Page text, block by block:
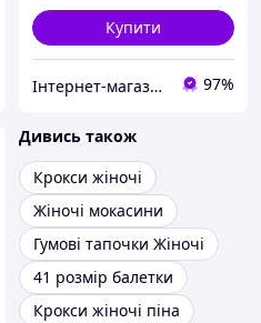
Купити
Інтернет-магазин Minimalka.com - мінімальні ціни на одяг та взуття, спідню білизну та інші товари 97%
Дивись також
Крокси жіночі
Жіночі мокасини
Гумові тапочки Жіночі
41 розмір балетки
Крокси жіночі піна